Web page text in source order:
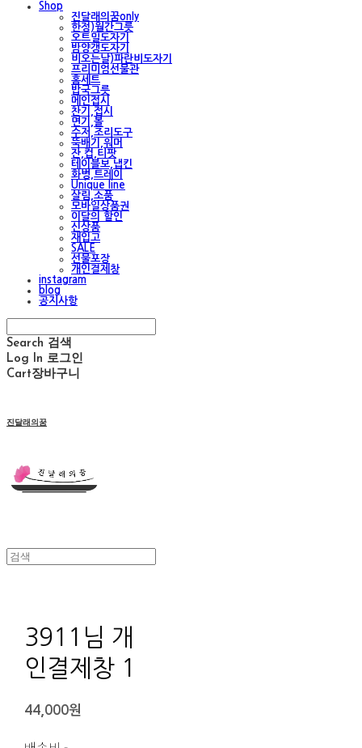
Shop
진달래의꿈only
한정)월간그릇
오트밀도자기
밤양갱도자기
비오는날)파란비도자기
프리미엄선물관
홈세트
밥국그릇
메인접시
찬기,접시
면기,볼
수저,조리도구
뚝배기,워머
잔,컵,티팟
테이블보,냅킨
화병,트레이
Unique line
살림,소품
모바일상품권
이달의 할인
신상품
재입고
SALE
선물포장
개인결제창
instagram
blog
공지사항
Search 검색
Log In 로그인
Cart장바구니
진달래의꿈
3911님 개
인결제창 1
44,000원